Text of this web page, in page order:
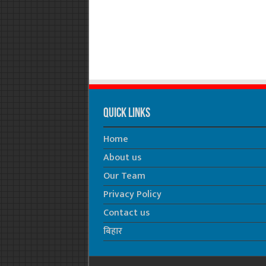
Quick Links
Home
About us
Our Team
Privacy Policy
Contact us
बिहार